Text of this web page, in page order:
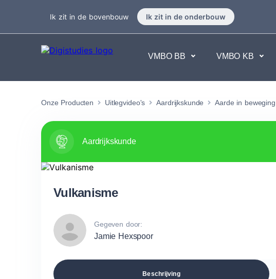
Ik zit in de bovenbouw Ik zit in de onderbouw
VMBO BB VMBO KB
Exacte vakken
Geen vakken.
Taalvakken
Geen vakken.
Onze Producten Uitlegvideo's Aardrijkskunde Aarde in beweging
Aardrijkskunde
Vulkanisme
Gegeven door:
Jamie Hexspoor
Beschrijving